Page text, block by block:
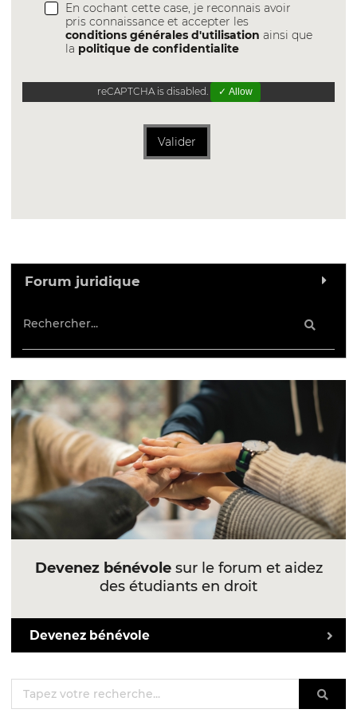
En cochant cette case, je reconnais avoir
pris connaissance et accepter les
conditions générales d'utilisation ainsi que
la politique de confidentialite
reCAPTCHA is disabled. ✓ Allow
Valider
Forum juridique
Devenez bénévolesur le forum et aidez
des étudiants en droit
Devenez bénévole